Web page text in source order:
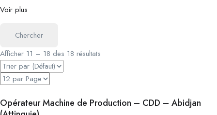
Voir plus
Chercher
Afficher 11 – 18 des 18 résultats
Opérateur Machine de Production – CDD – Abidjan